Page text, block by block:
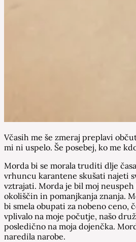
Včasih me še zmeraj preplavi
mi ni uspelo. Še posebej, ko me
Morda bi se morala truditi dlje
vrhuncu karantene skušati najeti
vztrajati. Morda je bil moj
okoliščin in pomanjkanja znanja.
bi smela obupati za nobeno ceno,
vplivalo na moje počutje, našo
posledično na moja dojenčka.
naredila narobe.